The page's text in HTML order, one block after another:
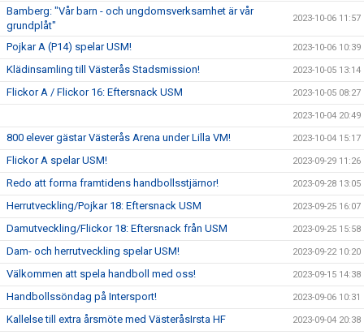
Bamberg: "Vår barn - och ungdomsverksamhet är vår
grundplåt"
2023-10-06 11:57
Pojkar A (P14) spelar USM! 2023-10-06 10:39
Klädinsamling till Västerås Stadsmission! 2023-10-05 13:14
Flickor A / Flickor 16: Eftersnack USM 2023-10-05 08:27
2023-10-04 20:49
800 elever gästar Västerås Arena under Lilla VM! 2023-10-04 15:17
Flickor A spelar USM! 2023-09-29 11:26
Redo att forma framtidens handbollsstjärnor! 2023-09-28 13:05
Herrutveckling/Pojkar 18: Eftersnack USM 2023-09-25 16:07
Damutveckling/Flickor 18: Eftersnack från USM 2023-09-25 15:58
Dam- och herrutveckling spelar USM! 2023-09-22 10:20
Välkommen att spela handboll med oss! 2023-09-15 14:38
Handbollssöndag på Intersport! 2023-09-06 10:31
Kallelse till extra årsmöte med VästeråsIrsta HF 2023-09-04 20:38